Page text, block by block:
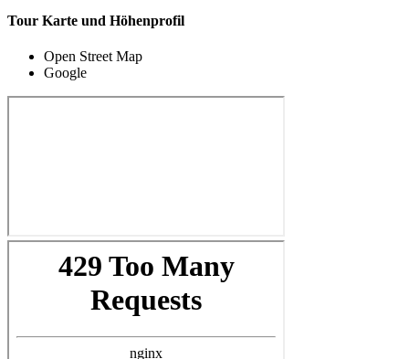
Tour Karte und Höhenprofil
Open Street Map
Google